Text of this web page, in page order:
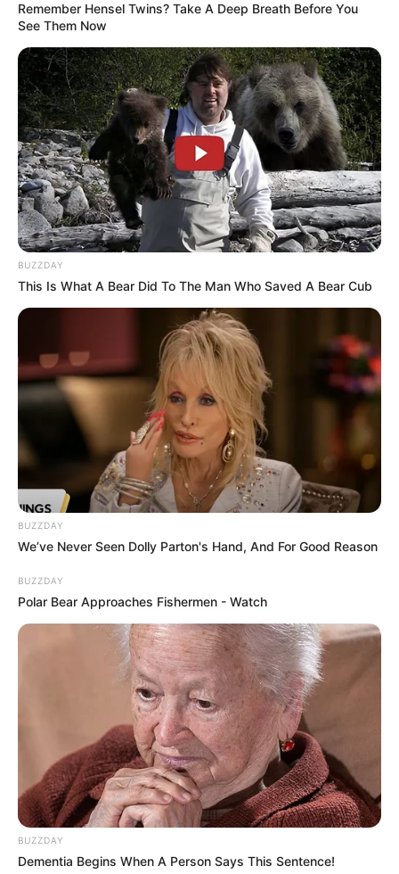
Remember Hensel Twins? Take A Deep Breath Before You
See Them Now
BUZZDAY
This Is What A Bear Did To The Man Who Saved A Bear Cub
BUZZDAY
We’ve Never Seen Dolly Parton's Hand, And For Good Reason
BUZZDAY
Polar Bear Approaches Fishermen - Watch
BUZZDAY
Dementia Begins When A Person Says This Sentence!